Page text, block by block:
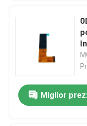
Miglior